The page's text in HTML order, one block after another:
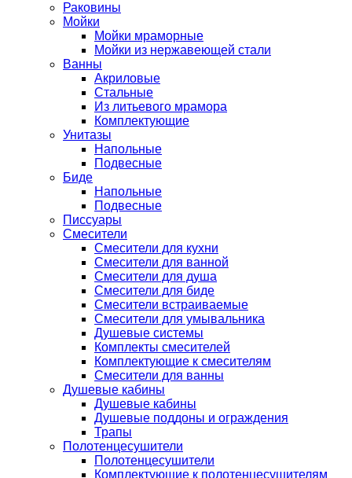
Раковины
Мойки
Мойки мраморные
Мойки из нержавеющей стали
Ванны
Акриловые
Стальные
Из литьевого мрамора
Комплектующие
Унитазы
Напольные
Подвесные
Биде
Напольные
Подвесные
Писсуары
Смесители
Смесители для кухни
Смесители для ванной
Смесители для душа
Смесители для биде
Смесители встраиваемые
Смесители для умывальника
Душевые системы
Комплекты смесителей
Комплектующие к смесителям
Смесители для ванны
Душевые кабины
Душевые кабины
Душевые поддоны и ограждения
Трапы
Полотенцесушители
Полотенцесушители
Комплектующие к полотенцесушителям